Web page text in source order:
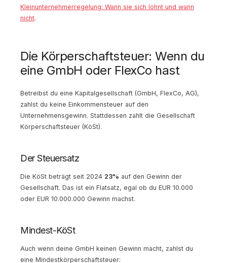
Kleinunternehmerregelung: Wann sie sich lohnt und wann
nicht.
Die Körperschaftsteuer: Wenn du
eine GmbH oder FlexCo hast
Betreibst du eine Kapitalgesellschaft (GmbH, FlexCo, AG),
zahlst du keine Einkommensteuer auf den
Unternehmensgewinn. Stattdessen zahlt die Gesellschaft
Körperschaftsteuer (KöSt).
Der Steuersatz
Die KöSt beträgt seit 2024 23% auf den Gewinn der
Gesellschaft. Das ist ein Flatsatz, egal ob du EUR 10.000
oder EUR 10.000.000 Gewinn machst.
Mindest-KöSt
Auch wenn deine GmbH keinen Gewinn macht, zahlst du
eine Mindestkörperschaftsteuer: